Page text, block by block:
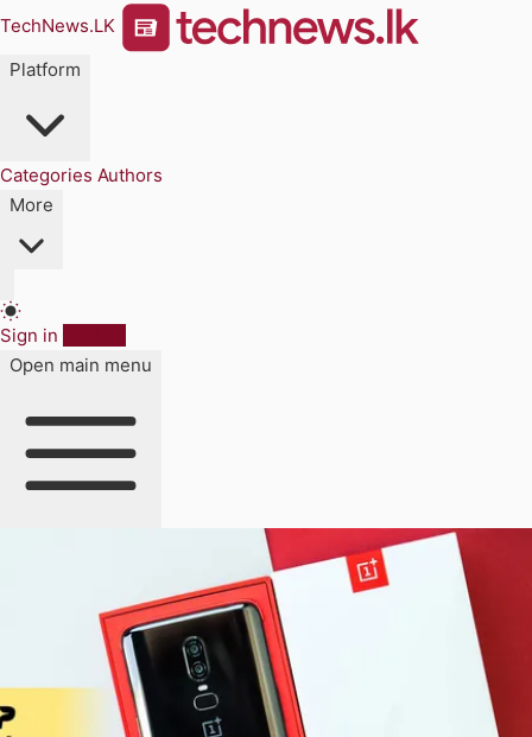
TechNews.LK
Platform
Categories Authors
More
Sign in
Open main menu